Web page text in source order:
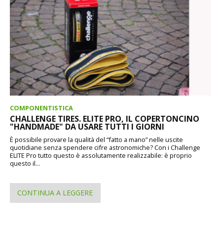
COMPONENTISTICA
CHALLENGE TIRES. ELITE PRO, IL COPERTONCINO
"HANDMADE" DA USARE TUTTI I GIORNI
È possibile provare la qualità del “fatto a mano” nelle uscite
quotidiane senza spendere cifre astronomiche? Con i Challenge
ELITE Pro tutto questo è assolutamente realizzabile: è proprio
questo il...
CONTINUA A LEGGERE